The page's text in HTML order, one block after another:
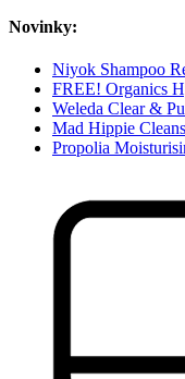
Novinky:
Niyok Shampoo
FREE! Organics
Weleda Clear &
Mad Hippie
Propolia